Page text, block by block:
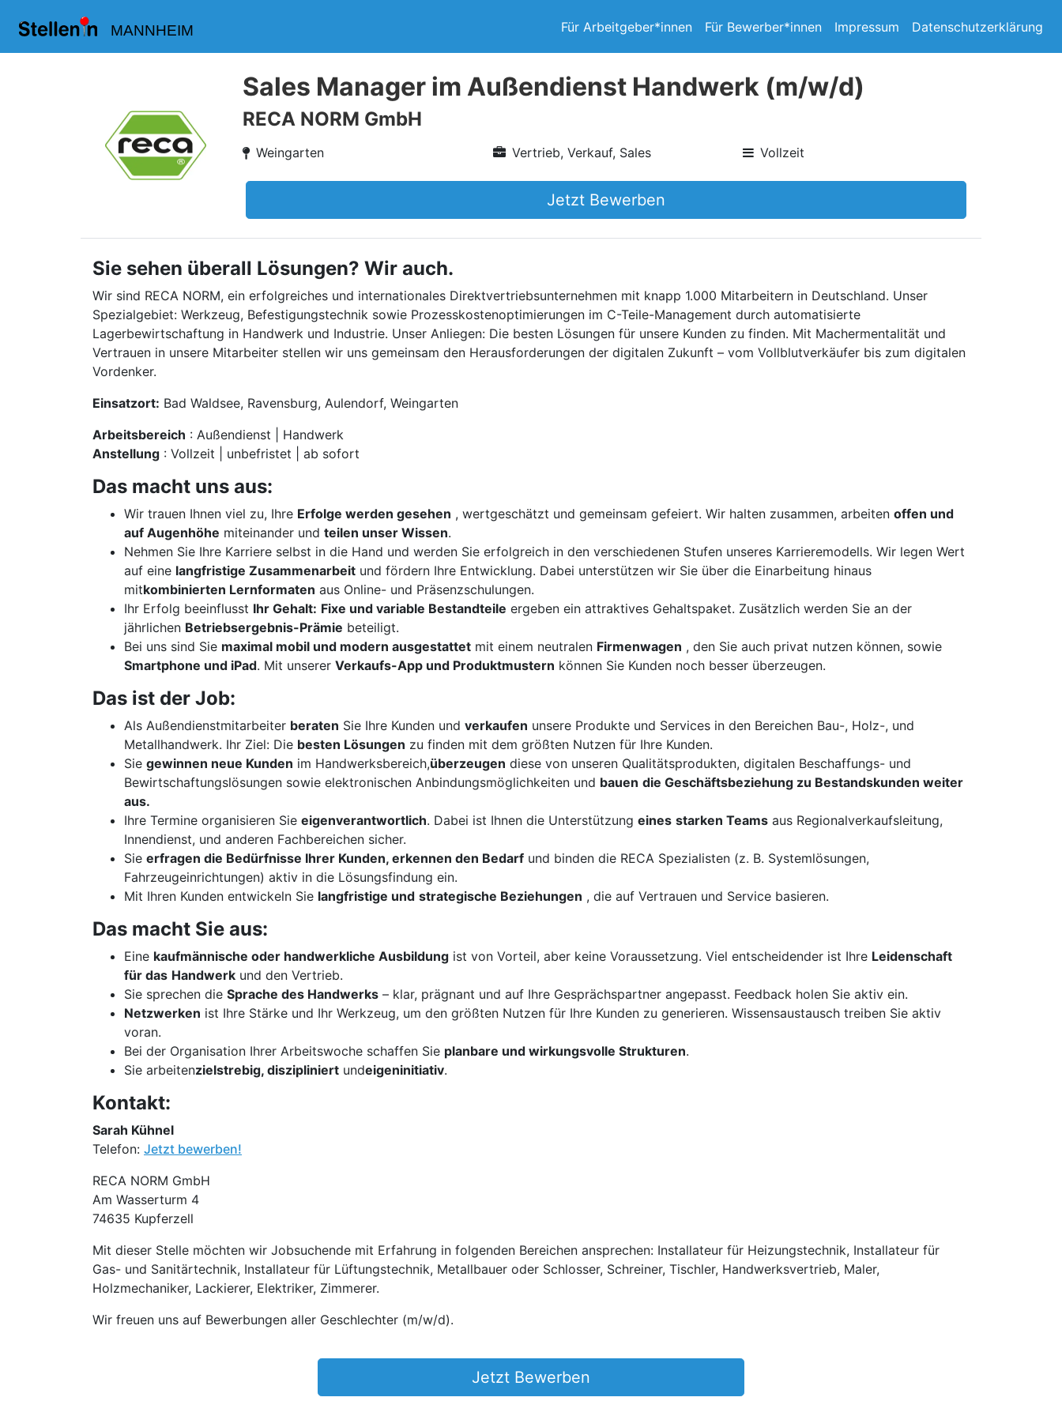
MANNHEIM Für Arbeitgeber*innen Für Bewerber*innen Impressum Datenschutzerklärung
Sales Manager im Außendienst Handwerk (m/w/d)
RECA NORM GmbH
Weingarten Vertrieb, Verkauf, Sales Vollzeit
Jetzt Bewerben
Sie sehen überall Lösungen? Wir auch.
Wir sind RECA NORM, ein erfolgreiches und internationales Direktvertriebsunternehmen mit knapp 1.000 Mitarbeitern in Deutschland. Unser
Spezialgebiet: Werkzeug, Befestigungstechnik sowie Prozesskostenoptimierungen im C-Teile-Management durch automatisierte
Lagerbewirtschaftung in Handwerk und Industrie. Unser Anliegen: Die besten Lösungen für unsere Kunden zu finden. Mit Machermentalität und
Vertrauen in unsere Mitarbeiter stellen wir uns gemeinsam den Herausforderungen der digitalen Zukunft – vom Vollblutverkäufer bis zum digitalen
Vordenker.
Einsatzort: Bad Waldsee, Ravensburg, Aulendorf, Weingarten
Arbeitsbereich : Außendienst | Handwerk
Anstellung : Vollzeit | unbefristet | ab sofort
Das macht uns aus:
Wir trauen Ihnen viel zu, Ihre Erfolge werden gesehen , wertgeschätzt und gemeinsam gefeiert. Wir halten zusammen, arbeiten offen und
auf Augenhöhe miteinander und teilen unser Wissen.
Nehmen Sie Ihre Karriere selbst in die Hand und werden Sie erfolgreich in den verschiedenen Stufen unseres Karrieremodells. Wir legen Wert
auf eine langfristige Zusammenarbeit und fördern Ihre Entwicklung. Dabei unterstützen wir Sie über die Einarbeitung hinaus
mitkombinierten Lernformaten aus Online- und Präsenzschulungen.
Ihr Erfolg beeinflusst Ihr Gehalt: Fixe und variable Bestandteile ergeben ein attraktives Gehaltspaket. Zusätzlich werden Sie an der
jährlichen Betriebsergebnis-Prämie beteiligt.
Bei uns sind Sie maximal mobil und modern ausgestattet mit einem neutralen Firmenwagen , den Sie auch privat nutzen können, sowie
Smartphone und iPad. Mit unserer Verkaufs-App und Produktmustern können Sie Kunden noch besser überzeugen.
Das ist der Job:
Als Außendienstmitarbeiter beraten Sie Ihre Kunden und verkaufen unsere Produkte und Services in den Bereichen Bau-, Holz-, und
Metallhandwerk. Ihr Ziel: Die besten Lösungen zu finden mit dem größten Nutzen für Ihre Kunden.
Sie gewinnen neue Kunden im Handwerksbereich,überzeugen diese von unseren Qualitätsprodukten, digitalen Beschaffungs- und
Bewirtschaftungslösungen sowie elektronischen Anbindungsmöglichkeiten und bauen die Geschäftsbeziehung zu Bestandskunden weiter
aus.
Ihre Termine organisieren Sie eigenverantwortlich. Dabei ist Ihnen die Unterstützung eines starken Teams aus Regionalverkaufsleitung,
Innendienst, und anderen Fachbereichen sicher.
Sie erfragen die Bedürfnisse Ihrer Kunden, erkennen den Bedarf und binden die RECA Spezialisten (z. B. Systemlösungen,
Fahrzeugeinrichtungen) aktiv in die Lösungsfindung ein.
Mit Ihren Kunden entwickeln Sie langfristige und strategische Beziehungen , die auf Vertrauen und Service basieren.
Das macht Sie aus:
Eine kaufmännische oder handwerkliche Ausbildung ist von Vorteil, aber keine Voraussetzung. Viel entscheidender ist Ihre Leidenschaft
für das Handwerk und den Vertrieb.
Sie sprechen die Sprache des Handwerks – klar, prägnant und auf Ihre Gesprächspartner angepasst. Feedback holen Sie aktiv ein.
Netzwerken ist Ihre Stärke und Ihr Werkzeug, um den größten Nutzen für Ihre Kunden zu generieren. Wissensaustausch treiben Sie aktiv
voran.
Bei der Organisation Ihrer Arbeitswoche schaffen Sie planbare und wirkungsvolle Strukturen.
Sie arbeitenzielstrebig, diszipliniert undeigeninitiativ.
Kontakt:
Sarah Kühnel
Telefon: Jetzt bewerben!
RECA NORM GmbH
Am Wasserturm 4
74635 Kupferzell
Mit dieser Stelle möchten wir Jobsuchende mit Erfahrung in folgenden Bereichen ansprechen: Installateur für Heizungstechnik, Installateur für
Gas- und Sanitärtechnik, Installateur für Lüftungstechnik, Metallbauer oder Schlosser, Schreiner, Tischler, Handwerksvertrieb, Maler,
Holzmechaniker, Lackierer, Elektriker, Zimmerer.
Wir freuen uns auf Bewerbungen aller Geschlechter (m/w/d).
Jetzt Bewerben